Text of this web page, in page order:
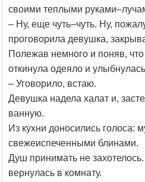
своими теплыми
– Ну, еще чуть–чуть. Ну,
проговорила девушка,
Полежав немного и поняв,
откинула одеяло и
– Уговорило, встаю.
Девушка надела халат и,
ванную.
Из кухни доносились голоса:
свежеиспеченными блинами.
Душ принимать не
вернулась в комнату.